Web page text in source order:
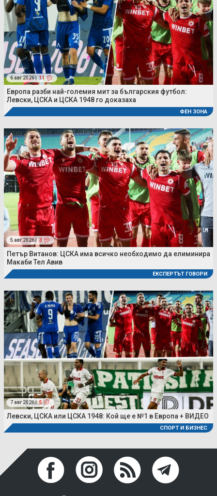
6 авг 2026 | 11
Европа разби най-големия мит за българския футбол:
Левски, ЦСКА и ЦСКА 1948 го доказаха
ФЕН ЗОНА
5 авг 2026 | 3
Петър Витанов: ЦСКА има всичко необходимо да елиминира
Макаби Тел Авив
ЕКСПЕРТЪТ ГОВОРИ
7 авг 2026 | 5
Левски, ЦСКА или ЦСКА 1948: Кой ще е №1 в Европа + ВИДЕО
СПОРТ И БИЗНЕС